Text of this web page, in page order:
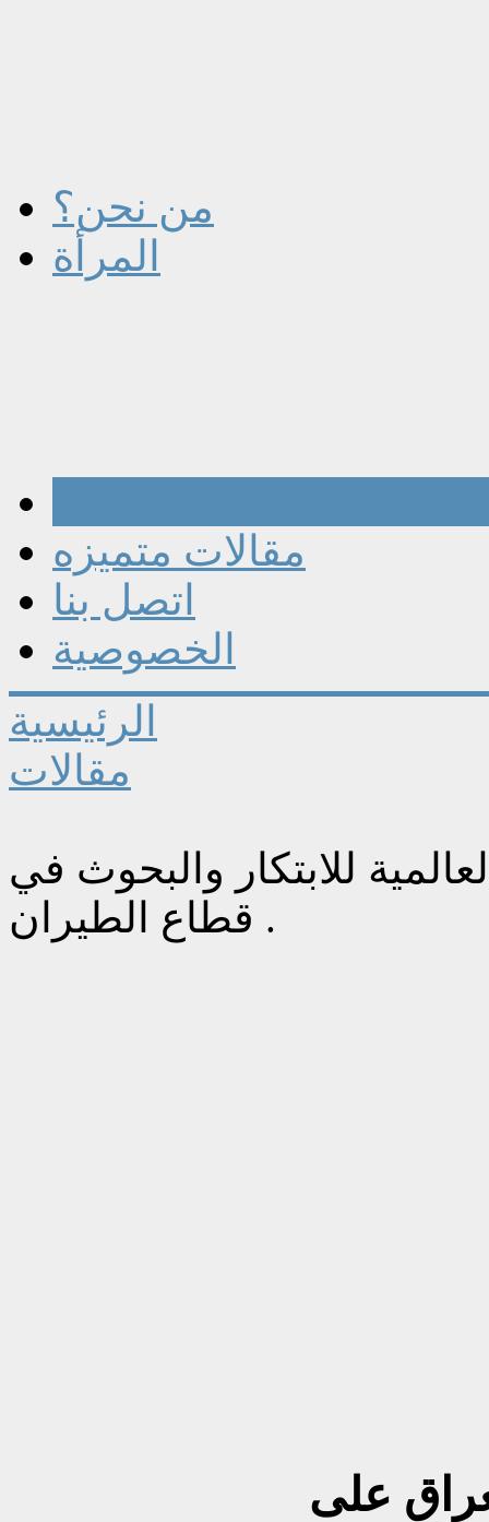
من نحن؟
المرأة
مقالات متميزه
اتصل بنا
الخصوصية
الرئيسية
مقالات
للابتكار والبحوث في
قطاع الطيران .
على